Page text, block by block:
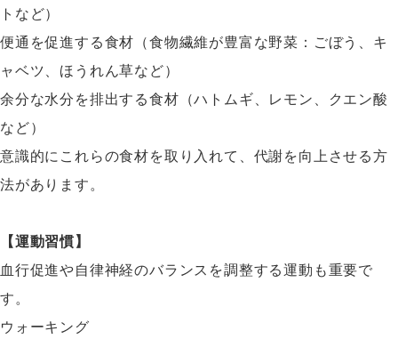
トなど）
便通を促進する食材（食物繊維が豊富な野菜：ごぼう、キ
ャベツ、ほうれん草など）
余分な水分を排出する食材（ハトムギ、レモン、クエン酸
など）
意識的にこれらの食材を取り入れて、代謝を向上させる方
法があります。
【運動習慣】
血行促進や自律神経のバランスを調整する運動も重要で
す。
ウォーキング